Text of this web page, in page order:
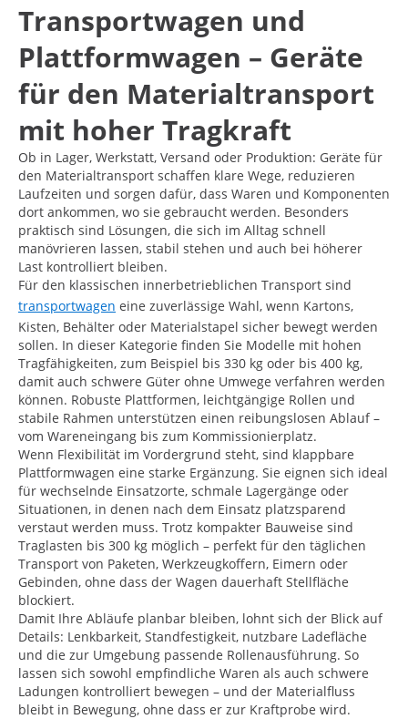
Transportwagen und
Plattformwagen – Geräte
für den Materialtransport
mit hoher Tragkraft
Ob in Lager, Werkstatt, Versand oder Produktion: Geräte für
den Materialtransport schaffen klare Wege, reduzieren
Laufzeiten und sorgen dafür, dass Waren und Komponenten
dort ankommen, wo sie gebraucht werden. Besonders
praktisch sind Lösungen, die sich im Alltag schnell
manövrieren lassen, stabil stehen und auch bei höherer
Last kontrolliert bleiben.
Für den klassischen innerbetrieblichen Transport sind
transportwagen eine zuverlässige Wahl, wenn Kartons,
Kisten, Behälter oder Materialstapel sicher bewegt werden
sollen. In dieser Kategorie finden Sie Modelle mit hohen
Tragfähigkeiten, zum Beispiel bis 330 kg oder bis 400 kg,
damit auch schwere Güter ohne Umwege verfahren werden
können. Robuste Plattformen, leichtgängige Rollen und
stabile Rahmen unterstützen einen reibungslosen Ablauf –
vom Wareneingang bis zum Kommissionierplatz.
Wenn Flexibilität im Vordergrund steht, sind klappbare
Plattformwagen eine starke Ergänzung. Sie eignen sich ideal
für wechselnde Einsatzorte, schmale Lagergänge oder
Situationen, in denen nach dem Einsatz platzsparend
verstaut werden muss. Trotz kompakter Bauweise sind
Traglasten bis 300 kg möglich – perfekt für den täglichen
Transport von Paketen, Werkzeugkoffern, Eimern oder
Gebinden, ohne dass der Wagen dauerhaft Stellfläche
blockiert.
Damit Ihre Abläufe planbar bleiben, lohnt sich der Blick auf
Details: Lenkbarkeit, Standfestigkeit, nutzbare Ladefläche
und die zur Umgebung passende Rollenausführung. So
lassen sich sowohl empfindliche Waren als auch schwere
Ladungen kontrolliert bewegen – und der Materialfluss
bleibt in Bewegung, ohne dass er zur Kraftprobe wird.